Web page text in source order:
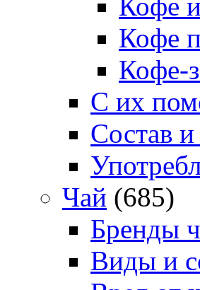
Кофе
Кофе-
С их
Состав и
Чай (685)
Бренды
Виды и